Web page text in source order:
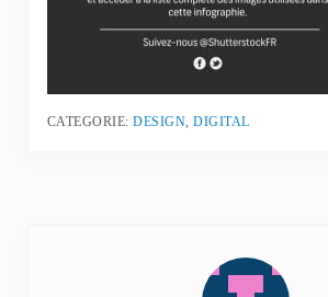
CATEGORIE:DESIGN,DIGITAL